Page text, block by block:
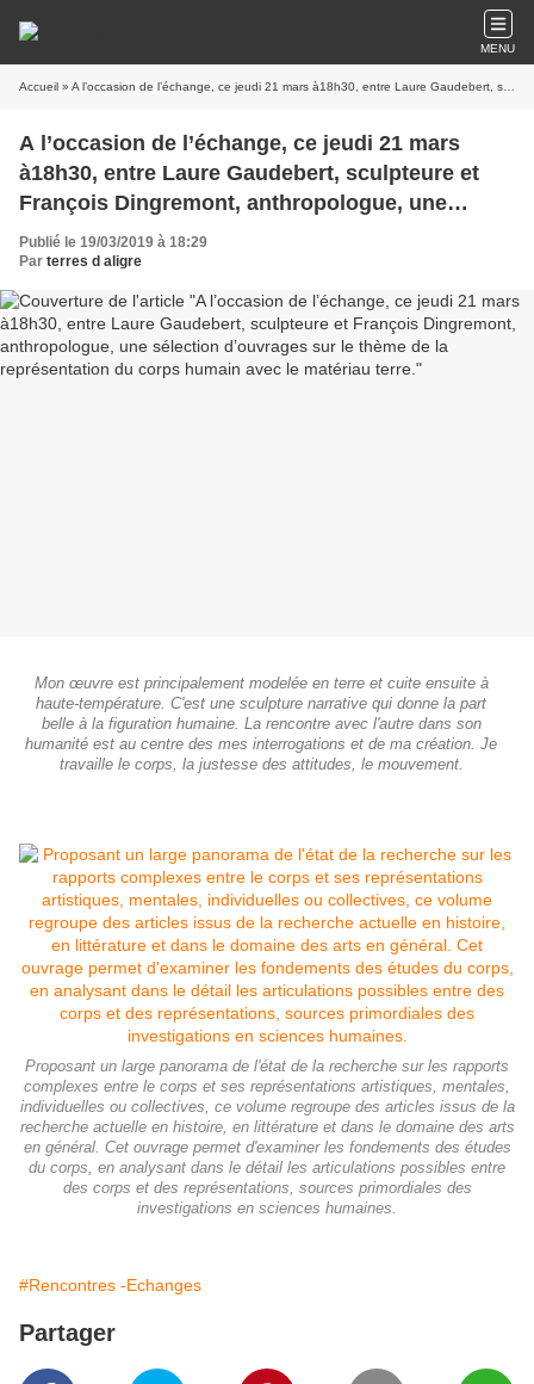
MENU
Accueil » A l’occasion de l’échange, ce jeudi 21 mars à18h30, entre Laure Gaudebert, sculpteure et François Dingremont, anthropologue, une sélection d’ouvrages sur le thème de la représentation du corps humain avec le matériau terre.
A l’occasion de l’échange, ce jeudi 21 mars
à18h30, entre Laure Gaudebert, sculpteure et
François Dingremont, anthropologue, une
sélection d’ouvrages sur le thème de la
représentation du corps humain avec le
matériau terre.
Publié le 19/03/2019 à 18:29
Par terres d aligre
Mon œuvre est principalement modelée en terre et cuite ensuite à
haute-température. C'est une sculpture narrative qui donne la part
belle à la figuration humaine. La rencontre avec l'autre dans son
humanité est au centre des mes interrogations et de ma création. Je
travaille le corps, la justesse des attitudes, le mouvement.
Proposant un large panorama de l'état de la recherche sur les rapports
complexes entre le corps et ses représentations artistiques, mentales,
individuelles ou collectives, ce volume regroupe des articles issus de la
recherche actuelle en histoire, en littérature et dans le domaine des arts
en général. Cet ouvrage permet d'examiner les fondements des études
du corps, en analysant dans le détail les articulations possibles entre
des corps et des représentations, sources primordiales des
investigations en sciences humaines.
#Rencontres -Echanges
Partager